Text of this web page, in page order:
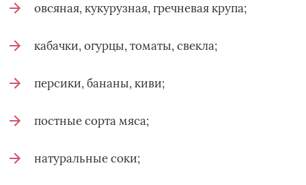
овсяная, кукурузная, гречневая крупа;
кабачки, огурцы, томаты, свекла;
персики, бананы, киви;
постные сорта мяса;
натуральные соки;